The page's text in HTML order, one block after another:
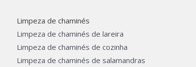
Limpeza de chaminés
Limpeza de chaminés de lareira
Limpeza de chaminés de cozinha
Limpeza de chaminés de salamandras